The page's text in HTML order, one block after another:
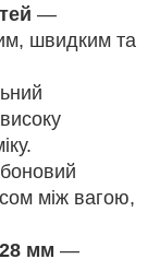
—
швидким та
між вагою,
мм —